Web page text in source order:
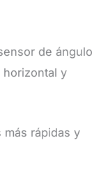
de ángulo
y
más rápidas y